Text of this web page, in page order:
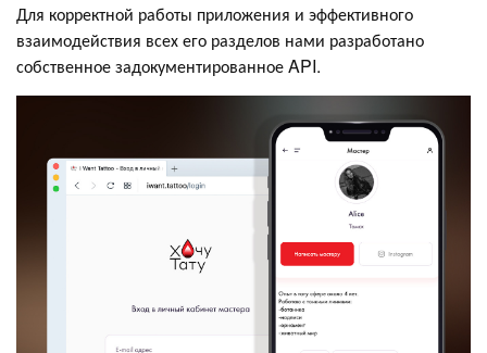
Для корректной работы приложения и эффективного
взаимодействия всех его разделов нами разработано
собственное задокументированное API.